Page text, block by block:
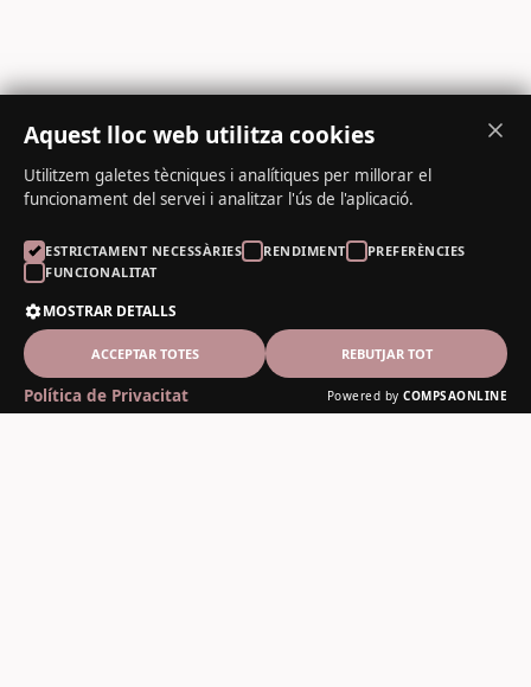
Aquest lloc web utilitza cookies
Utilitzem galetes tècniques i analítiques per millorar el
funcionament del servei i analitzar l'ús de l'aplicació.
ESTRICTAMENT NECESSÀRIES RENDIMENT
PREFERÈNCIES
FUNCIONALITAT
MOSTRAR DETALLS
ACCEPTAR TOTES REBUTJAR TOT
Política de Privacitat Powered by COMPSAONLINE